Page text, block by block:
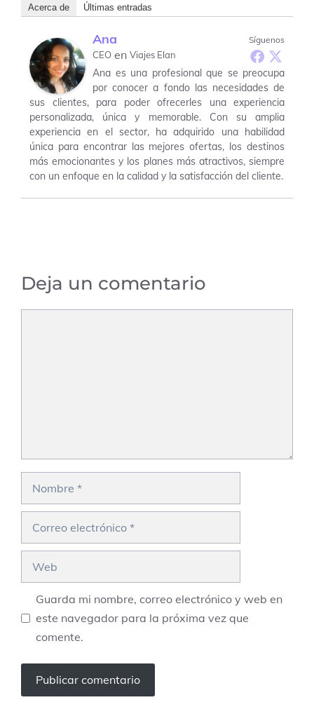
Acerca de Últimas entradas
Síguenos
Ana
CEO en Viajes Elan
Ana es una profesional que se preocupa
por conocer a fondo las necesidades de
sus clientes, para poder ofrecerles una experiencia
personalizada, única y memorable. Con su amplia
experiencia en el sector, ha adquirido una habilidad
única para encontrar las mejores ofertas, los destinos
más emocionantes y los planes más atractivos, siempre
con un enfoque en la calidad y la satisfacción del cliente.
Deja un comentario
Guarda mi nombre, correo electrónico y web en
este navegador para la próxima vez que
comente.